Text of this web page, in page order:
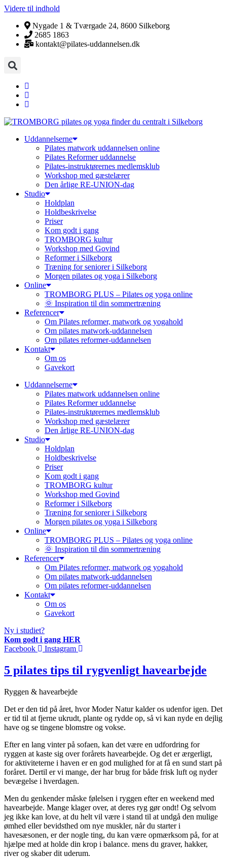
Videre til indhold
Nygade 1 & Tværgade 24, 8600 Silkeborg
2685 1863
kontakt@pilates-uddannelsen.dk
Uddannelserne
Pilates matwork uddannelsen online
Pilates Reformer uddannelse
Pilates-instruktørernes medlemsklub
Workshop med gæstelærer
Den årlige RE-UNION-dag
Studio
Holdplan
Holdbeskrivelse
Priser
Kom godt i gang
TROMBORG kultur
Workshop med Govind
Reformer i Silkeborg
Træning for seniorer i Silkeborg
Morgen pilates og yoga i Silkeborg
Online
TROMBORG PLUS – Pilates og yoga online
🌞 Inspiration til din sommertræning
Referencer
Om Pilates reformer, matwork og yogahold
Om pilates matwork-uddannelsen
Om pilates reformer-uddannelsen
Kontakt
Om os
Gavekort
Uddannelserne
Pilates matwork uddannelsen online
Pilates Reformer uddannelse
Pilates-instruktørernes medlemsklub
Workshop med gæstelærer
Den årlige RE-UNION-dag
Studio
Holdplan
Holdbeskrivelse
Priser
Kom godt i gang
TROMBORG kultur
Workshop med Govind
Reformer i Silkeborg
Træning for seniorer i Silkeborg
Morgen pilates og yoga i Silkeborg
Online
TROMBORG PLUS – Pilates og yoga online
🌞 Inspiration til din sommertræning
Referencer
Om Pilates reformer, matwork og yogahold
Om pilates matwork-uddannelsen
Om pilates reformer-uddannelsen
Kontakt
Om os
Gavekort
Ny i studiet?
Kom godt i gang HER
Facebook
Instagram
5 pilates tips til rygvenligt havearbejde
Ryggen & havearbejde
Det er den tid på året, hvor Moder Natur kalder os udenfor igen. Det
er tid til at fjerne ukrudt, plante og rydde op, så vi kan nyde en dejlig
have og se tingene blomstre og vokse.
Efter en lang vinter på sofaen, kan det være en udfordring for
ryggen at kaste sig over forårets havearbejde. Og det er ærgerligt,
for aktiviteterne i haven er en god mulighed for at få en sund start på
foråret. Dertil er vi mange, der har brug for både frisk luft og nyder
bevægelse i hverdagen.
Men du genkender måske følelsen i ryggen efter en weekend med
havearbejde. Mange klager over, at deres ryg gør ondt! Og selvom
jeg ikke kan love, at du helt vil være i stand til at undgå den mulige
ømhed eller bevidsthed om nye muskler, når du starter i
havesæsonen, er der nogle ting, du kan være opmærksom på, for at
hjælpe med at holde din krop i balance. mens du graver, hakker,
river og skaber dit uderum.